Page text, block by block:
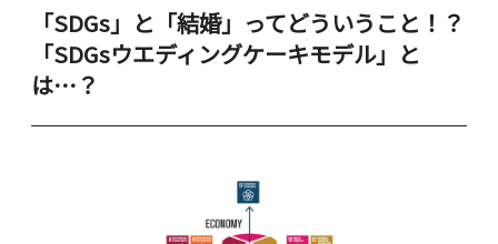
「SDGs」と「結婚」ってどういうこと！？
「SDGsウエディングケーキモデル」と
は…？